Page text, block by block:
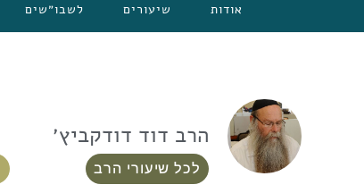
אודות שיעורים לשבו״שים
הרב דוד דודקביץ׳
לכל שיעורי הרב